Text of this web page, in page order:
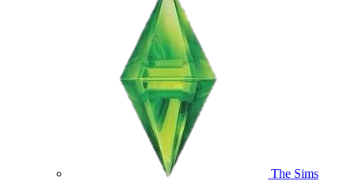
The Sims